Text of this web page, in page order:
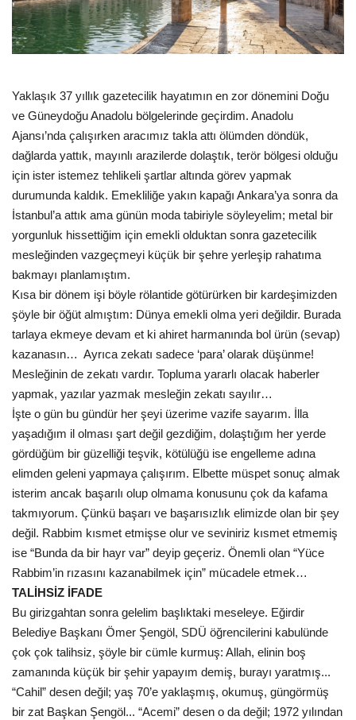
Gündem
Ekonomi
Siyaset
Galeriler
Yaşam
Künye
Sağlık
İletişim
Kültür Sanat
Yaklaşık 37 yıllık gazetecilik hayatımın en zor dönemini Doğu
ve Güneydoğu Anadolu bölgelerinde geçirdim. Anadolu
Ajansı’nda çalışırken aracımız takla attı ölümden döndük,
dağlarda yattık, mayınlı arazilerde dolaştık, terör bölgesi olduğu
için ister istemez tehlikeli şartlar altında görev yapmak
durumunda kaldık. Emekliliğe yakın kapağı Ankara’ya sonra da
İstanbul’a attık ama günün moda tabiriyle söyleyelim; metal bir
yorgunluk hissettiğim için emekli olduktan sonra gazetecilik
mesleğinden vazgeçmeyi küçük bir şehre yerleşip rahatıma
bakmayı planlamıştım.
Kısa bir dönem işi böyle rölantide götürürken bir kardeşimizden
şöyle bir öğüt almıştım: Dünya emekli olma yeri değildir. Burada
tarlaya ekmeye devam et ki ahiret harmanında bol ürün (sevap)
kazanasın… Ayrıca zekatı sadece ‘para’ olarak düşünme!
Mesleğinin de zekatı vardır. Topluma yararlı olacak haberler
yapmak, yazılar yazmak mesleğin zekatı sayılır…
İşte o gün bu gündür her şeyi üzerime vazife sayarım. İlla
yaşadığım il olması şart değil gezdiğim, dolaştığım her yerde
gördüğüm bir güzelliği teşvik, kötülüğü ise engelleme adına
elimden geleni yapmaya çalışırım. Elbette müspet sonuç almak
isterim ancak başarılı olup olmama konusunu çok da kafama
takmıyorum. Çünkü başarı ve başarısızlık elimizde olan bir şey
değil. Rabbim kısmet etmişse olur ve seviniriz kısmet etmemiş
ise “Bunda da bir hayr var” deyip geçeriz. Önemli olan “Yüce
Rabbim’in rızasını kazanabilmek için” mücadele etmek…
TALİHSİZ İFADE
Bu girizgahtan sonra gelelim başlıktaki meseleye. Eğirdir
Belediye Başkanı Ömer Şengöl, SDÜ öğrencilerini kabulünde
çok çok talihsiz, şöyle bir cümle kurmuş: Allah, elinin boş
zamanında küçük bir şehir yapayım demiş, burayı yaratmış...
“Cahil” desen değil; yaş 70’e yaklaşmış, okumuş, güngörmüş
bir zat Başkan Şengöl... “Acemi” desen o da değil; 1972 yılından